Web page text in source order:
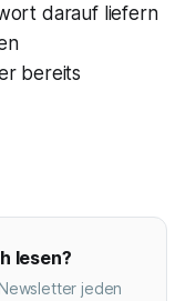
darauf liefern
bereits
lesen?
jeden